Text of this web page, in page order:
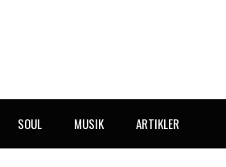
SOUL MUSIK ARTIKLER